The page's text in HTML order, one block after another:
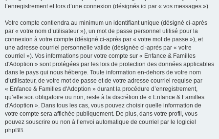
l’enregistrement et lors d’une connexion (désignés ici par « vos messages »).
Votre compte contiendra au minimum un identifiant unique (désigné ci-après
par « votre nom d’utilisateur »), un mot de passe personnel utilisé pour la
connexion à votre compte (désigné ci-après par « votre mot de passe »), et
une adresse courriel personnelle valide (désignée ci-après par « votre
courriel »). Vos informations pour votre compte sur « Enfance & Familles
d'Adoption » sont protégées par les lois de protection des données applicables
dans le pays qui nous héberge. Toute information en-dehors de votre nom
d’utilisateur, de votre mot de passe et de votre adresse courriel requise par
« Enfance & Familles d'Adoption » durant la procédure d’enregistrement,
qu’elle soit obligatoire ou non, reste à la discrétion de « Enfance & Familles
d'Adoption ». Dans tous les cas, vous pouvez choisir quelle information de
votre compte sera affichée publiquement. De plus, dans votre profil, vous
pouvez souscrire ou non à l’envoi automatique de courriel par le logiciel
phpBB.